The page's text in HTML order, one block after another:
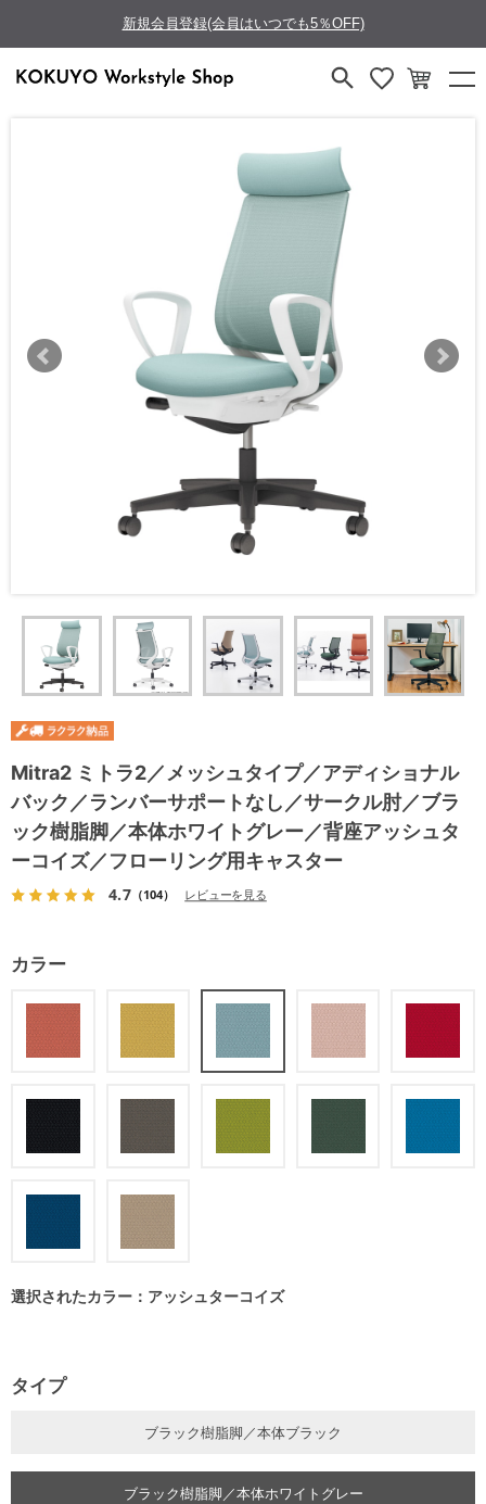
新規会員登録(会員はいつでも5％OFF)
Mitra2 ミトラ2／メッシュタイプ／アディショナル
バック／ランバーサポートなし／サークル肘／ブラ
ック樹脂脚／本体ホワイトグレー／背座アッシュタ
ーコイズ／フローリング用キャスター
4.7（104） レビューを見る
カラー
選択されたカラー：アッシュターコイズ
タイプ
ブラック樹脂脚／本体ブラック
ブラック樹脂脚／本体ホワイトグレー